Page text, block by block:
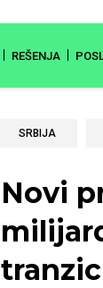
REŠENJA
SRBIJA
Novi